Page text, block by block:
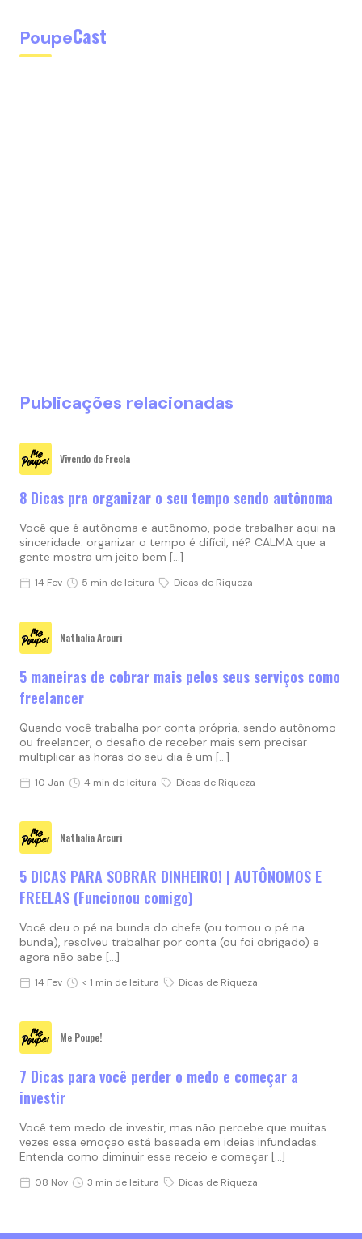
PoupeCast
Publicações relacionadas
Vivendo de Freela
8 Dicas pra organizar o seu tempo sendo autônoma
Você que é autônoma e autônomo, pode trabalhar aqui na
sinceridade: organizar o tempo é difícil, né? CALMA que a
gente mostra um jeito bem […]
14 Fev 5 min de leitura Dicas de Riqueza
Nathalia Arcuri
5 maneiras de cobrar mais pelos seus serviços como
freelancer
Quando você trabalha por conta própria, sendo autônomo
ou freelancer, o desafio de receber mais sem precisar
multiplicar as horas do seu dia é um […]
10 Jan 4 min de leitura Dicas de Riqueza
Nathalia Arcuri
5 DICAS PARA SOBRAR DINHEIRO! | AUTÔNOMOS E
FREELAS (Funcionou comigo)
Você deu o pé na bunda do chefe (ou tomou o pé na
bunda), resolveu trabalhar por conta (ou foi obrigado) e
agora não sabe […]
14 Fev < 1 min de leitura Dicas de Riqueza
Me Poupe!
7 Dicas para você perder o medo e começar a
investir
Você tem medo de investir, mas não percebe que muitas
vezes essa emoção está baseada em ideias infundadas.
Entenda como diminuir esse receio e começar […]
08 Nov 3 min de leitura Dicas de Riqueza